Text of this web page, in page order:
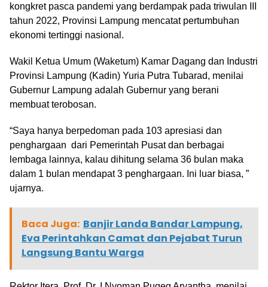
kongkret pasca pandemi yang berdampak pada triwulan III
tahun 2022, Provinsi Lampung mencatat pertumbuhan
ekonomi tertinggi nasional.
Wakil Ketua Umum (Waketum) Kamar Dagang dan Industri
Provinsi Lampung (Kadin) Yuria Putra Tubarad, menilai
Gubernur Lampung adalah Gubernur yang berani
membuat terobosan.
“Saya hanya berpedoman pada 103 apresiasi dan
penghargaan dari Pemerintah Pusat dan berbagai
lembaga lainnya, kalau dihitung selama 36 bulan maka
dalam 1 bulan mendapat 3 penghargaan. Ini luar biasa, ”
ujarnya.
Baca Juga: Banjir Landa Bandar Lampung,
Eva Perintahkan Camat dan Pejabat Turun
Langsung Bantu Warga